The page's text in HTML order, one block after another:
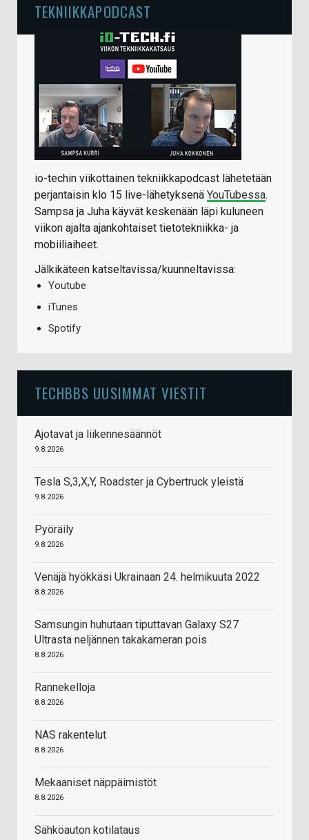
TEKNIIKKAPODCAST
io-techin viikottainen tekniikkapodcast lähetetään
perjantaisin klo 15 live-lähetyksenä YouTubessa.
Sampsa ja Juha käyvät keskenään läpi kuluneen
viikon ajalta ajankohtaiset tietotekniikka- ja
mobiiliaiheet.
Jälkikäteen katseltavissa/kuunneltavissa:
Youtube
iTunes
Spotify
TECHBBS UUSIMMAT VIESTIT
Ajotavat ja liikennesäännöt
9.8.2026
Tesla S,3,X,Y, Roadster ja Cybertruck yleistä
9.8.2026
Pyöräily
9.8.2026
Venäjä hyökkäsi Ukrainaan 24. helmikuuta 2022
8.8.2026
Samsungin huhutaan tiputtavan Galaxy S27
Ultrasta neljännen takakameran pois
8.8.2026
Rannekelloja
8.8.2026
NAS rakentelut
8.8.2026
Mekaaniset näppäimistöt
8.8.2026
Sähköauton kotilataus